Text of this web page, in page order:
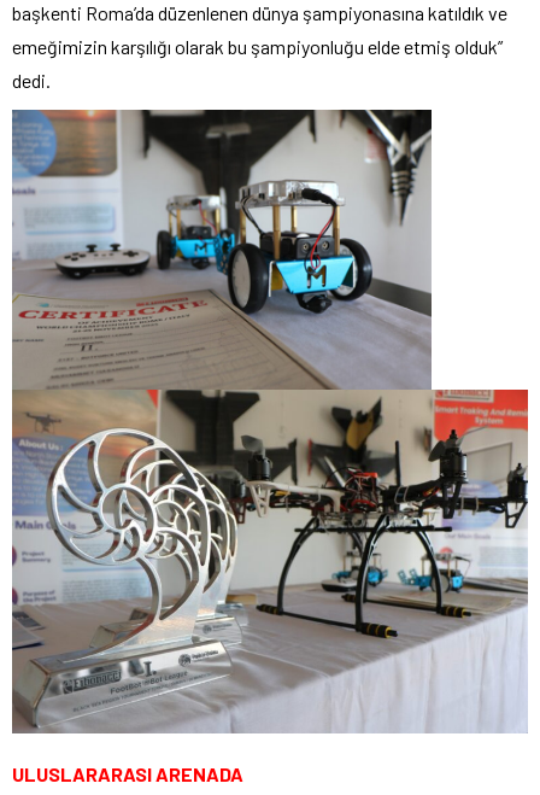
başkenti Roma’da düzenlenen dünya şampiyonasına katıldık ve
emeğimizin karşılığı olarak bu şampiyonluğu elde etmiş olduk”
dedi.
ULUSLARARASI ARENADA